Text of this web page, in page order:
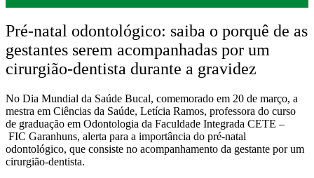
Pré-natal odontológico: saiba o porquê de as
gestantes serem acompanhadas por um
cirurgião-dentista durante a gravidez
No Dia Mundial da Saúde Bucal, comemorado em 20 de março, a
mestra em Ciências da Saúde, Letícia Ramos, professora do curso
de graduação em Odontologia da Faculdade Integrada CETE –
FIC Garanhuns, alerta para a importância do pré-natal
odontológico, que consiste no acompanhamento da gestante por um
cirurgião-dentista.